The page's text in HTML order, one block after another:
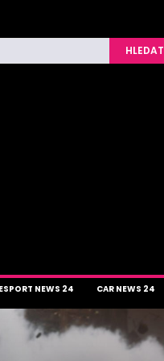
HLEDAT
NEWS 24 CAR NEWS 24